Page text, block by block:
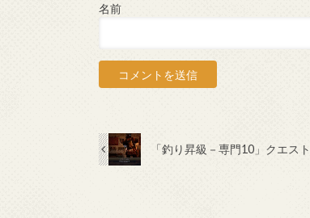
名前
「釣り昇級－専門10」クエスト